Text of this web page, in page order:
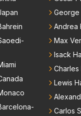
George
Andrea
Max
Isack
Lewis
Carlos